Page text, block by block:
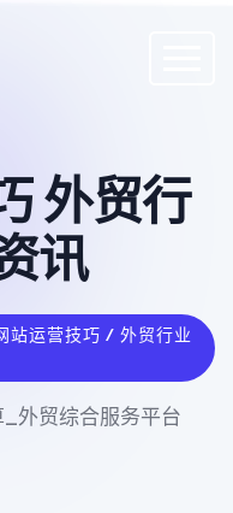
外贸行
讯
站运营技巧 / 外贸行业
外贸综合服务平台